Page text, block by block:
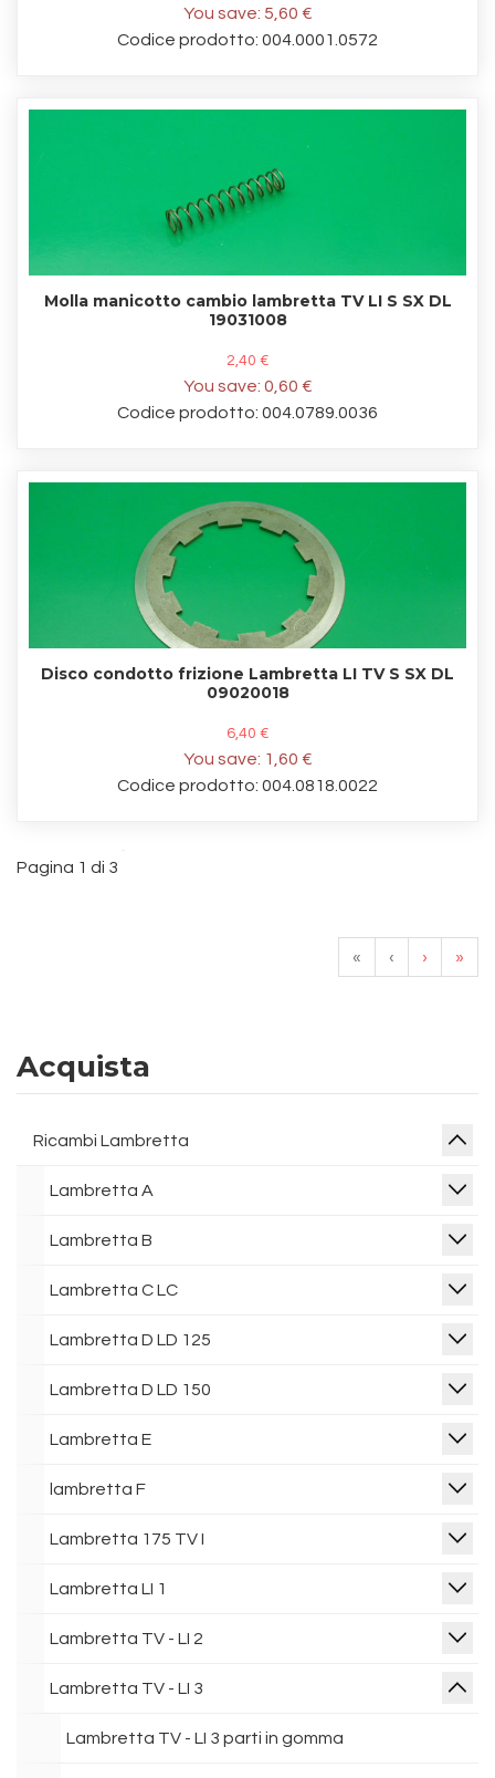
You save: 5,60 €
Codice prodotto: 004.0001.0572
Molla manicotto cambio lambretta TV LI S SX DL
19031008
2,40 €
You save: 0,60 €
Codice prodotto: 004.0789.0036
Disco condotto frizione Lambretta LI TV S SX DL
09020018
6,40 €
You save: 1,60 €
Codice prodotto: 004.0818.0022
Pagina 1 di 3
« ‹ › »
Acquista
Ricambi Lambretta
Lambretta A
Lambretta B
Lambretta C LC
Lambretta D LD 125
Lambretta D LD 150
Lambretta E
lambretta F
Lambretta 175 TV I
Lambretta LI 1
Lambretta TV - LI 2
Lambretta TV - LI 3
Lambretta TV - LI 3 parti in gomma